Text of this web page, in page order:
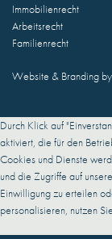
Immobilienrecht
Arbeitsrecht
Familienrecht
Website & Branding by
Durch Klick auf
aktiviert, die für den
Cookies und Dienste
und die Zugriffe auf
Einwilligung zu erteilen
personalisieren, nutzen